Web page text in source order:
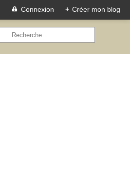
Connexion + Créer mon blog